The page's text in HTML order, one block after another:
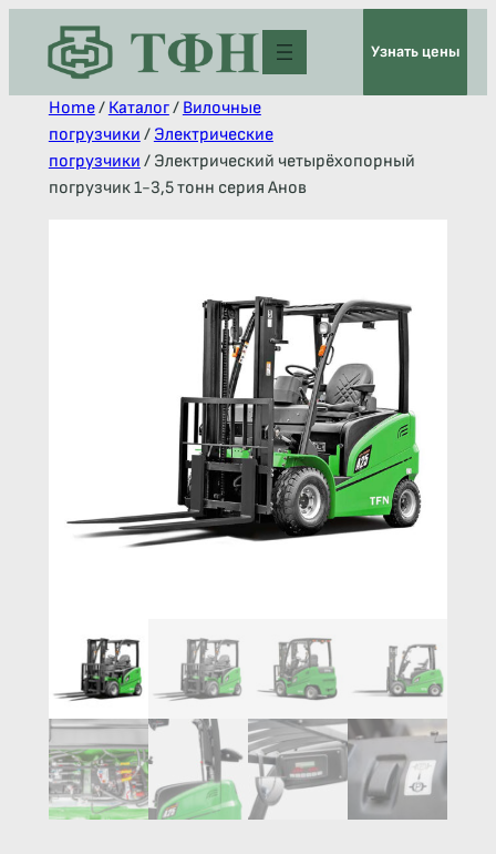
Узнать цены
Home/ Каталог/ Вилочные
погрузчики / Электрические
погрузчики / Электрический четырёхопорный
погрузчик 1-3,5 тонн серия Анов